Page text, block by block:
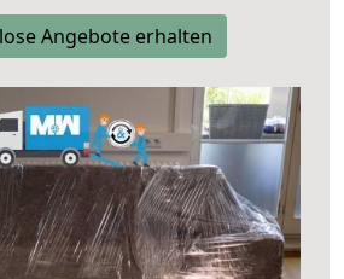
Angebote erhalten